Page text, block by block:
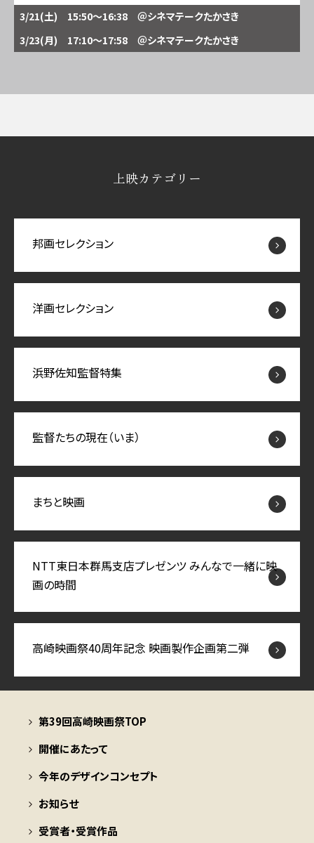
3/21(土) 15:50～16:38 ＠シネマテークたかさき
3/23(月) 17:10～17:58 ＠シネマテークたかさき
上映カテゴリー
邦画セレクション
洋画セレクション
浜野佐知監督特集
監督たちの現在（いま）
まちと映画
NTT東日本群馬支店プレゼンツ みんなで一緒に映
画の時間
高崎映画祭40周年記念 映画製作企画第二弾
第39回高崎映画祭TOP
開催にあたって
今年のデザインコンセプト
お知らせ
受賞者・受賞作品